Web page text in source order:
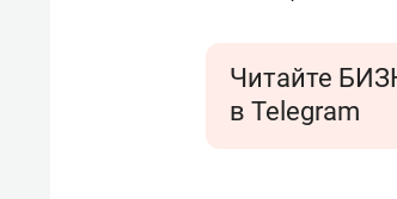
Читайте
в Telegram